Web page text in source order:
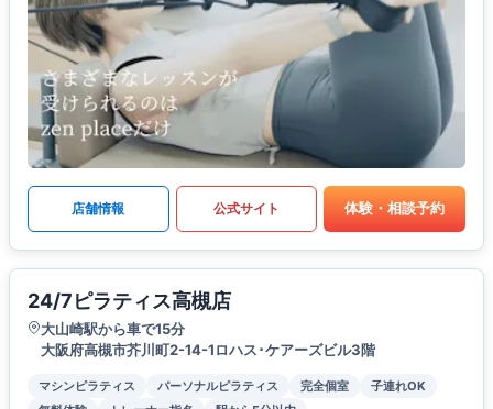
店舗情報 公式サイト 体験・相談予約
24/7ピラティス高槻店
大山崎駅から車で15分
大阪府高槻市芥川町2-14-1ロハス･ケアーズビル3階
マシンピラティス パーソナルピラティス 完全個室
子連れOK